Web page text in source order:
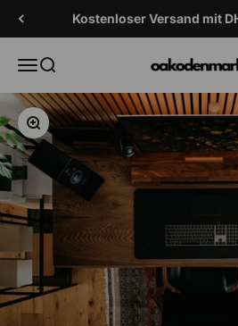
Kostenloser Versand mit
MenüSuche OAKO Denmark
Vergrößern